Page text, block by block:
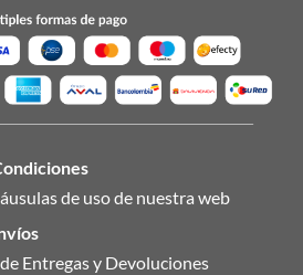
de uso de nuestra web
Entregas y Devoluciones